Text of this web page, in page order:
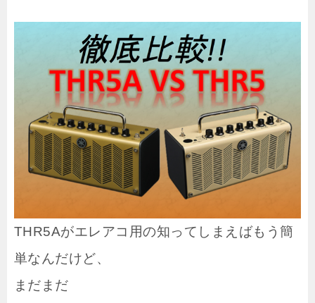
THR5Aがエレアコ用の知ってしまえばもう簡
単なんだけど、
まだまだ